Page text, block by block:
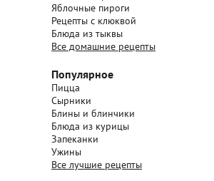
Яблочные пироги
Рецепты с клюквой
Блюда из тыквы
Все домашние рецепты
Популярное
Пицца
Сырники
Блины и блинчики
Блюда из курицы
Запеканки
Ужины
Все лучшие рецепты